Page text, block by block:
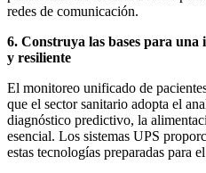
redes de comunicación.
6. Construya las bases para
y resiliente
El monitoreo unificado de
que el sector sanitario adopta el
diagnóstico predictivo, la
esencial. Los sistemas UPS
estas tecnologías preparadas para